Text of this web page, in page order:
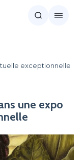
exceptionnelle
une expo